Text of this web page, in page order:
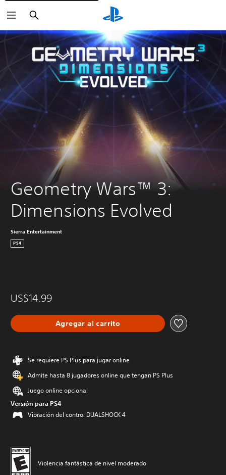
Buscar
Geometry Wars™ 3:
Dimensions Evolved
Sierra Entertainment
PS4
US$14.99
Agregar al carrito
Se requiere PS Plus para jugar online
Admite hasta 8 jugadores online que tengan PS Plus
Juego online opcional
Versión para PS4
Vibración del control DUALSHOCK 4
Violencia fantástica de nivel moderado